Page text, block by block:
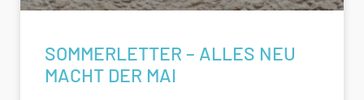
SOMMERLETTER – ALLES NEU
MACHT DER MAI